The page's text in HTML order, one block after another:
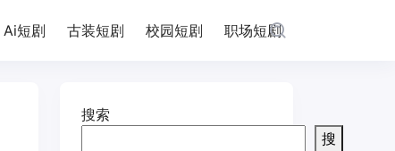
Ai短剧 古装短剧 校园短剧 职场短剧
搜索
搜